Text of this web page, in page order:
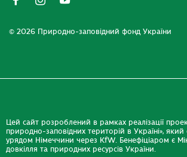
© 2026 Природно-заповідний фонд України
Цей сайт розроблений в рамках реалізації
природно-заповідних територій в Україні», який
урядом Німеччини через KfW. Бенефіціаром є
довкілля та природних ресурсів України.